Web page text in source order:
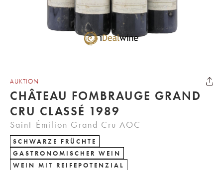
AUKTION
CHÂTEAU FOMBRAUGE GRAND
CRU CLASSÉ 1989
Saint-Émilion Grand Cru AOC
SCHWARZE FRÜCHTE
GASTRONOMISCHER WEIN
WEIN MIT REIFEPOTENZIAL